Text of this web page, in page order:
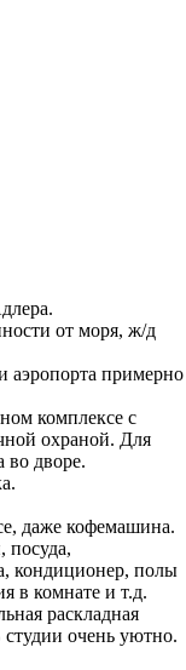
от моря, ж/д
аэропорта примерно
комплексе с
охраной. Для
во дворе.
даже кофемашина.
посуда,
кондиционер, полы
в комнате и т.д.
раскладная
очень уютно.